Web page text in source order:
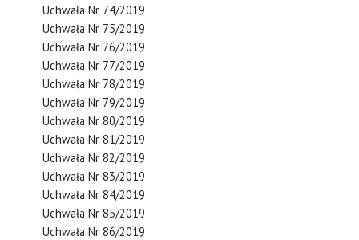
Uchwała Nr 74/2019
Uchwała Nr 75/2019
Uchwała Nr 76/2019
Uchwała Nr 77/2019
Uchwała Nr 78/2019
Uchwała Nr 79/2019
Uchwała Nr 80/2019
Uchwała Nr 81/2019
Uchwała Nr 82/2019
Uchwała Nr 83/2019
Uchwała Nr 84/2019
Uchwała Nr 85/2019
Uchwała Nr 86/2019